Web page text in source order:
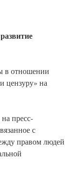
в отношении
цензуру» на
пресс-
с
правом людей